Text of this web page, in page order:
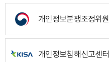
개인정보분쟁조정위
개인정보침해신고센터